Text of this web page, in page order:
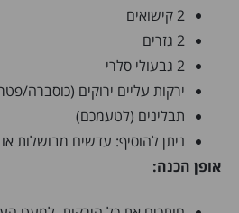
2 קישואים
2 גזרים
2 גבעולי סלרי
ירקות עליים ירוקים (כוסברה/
תבלינים (לטעמכם)
ניתן להוסיף: עדשים מבושלות
אופן הכנה: